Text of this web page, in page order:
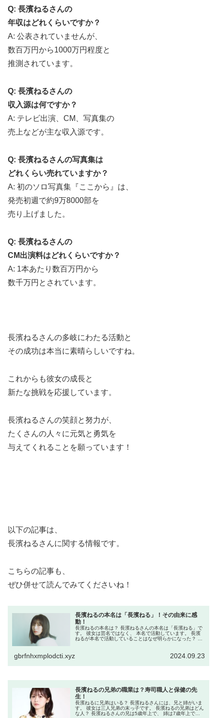
Q: 長濱ねるさんの
年収はどれくらいですか？
A: 公表されていませんが、
数百万円から1000万円程度と
推測されています。
Q: 長濱ねるさんの
収入源は何ですか？
A: テレビ出演、CM、写真集の
売上などが主な収入源です。
Q: 長濱ねるさんの写真集は
どれくらい売れていますか？
A: 初のソロ写真集『ここから』は、
発売初週で約9万8000部を
売り上げました。
Q: 長濱ねるさんの
CM出演料はどれくらいですか？
A: 1本あたり数百万円から
数千万円とされています。
長濱ねるさんの多岐にわたる活動と
その成功は本当に素晴らしいですね。
これからも彼女の成長と
新たな挑戦を応援しています。
長濱ねるさんの笑顔と努力が、
たくさんの人々に元気と勇気を
与えてくれることを願っています！
以下の記事は、
長濱ねるさんに関する情報です。
こちらの記事も、
ぜひ併せて読んでみてくださいね！
長濱ねるの本名は「長濱ねる」！その由来に感
動！
長濱ねるの本名は？ 長濱ねるさんの本名は「長濱ねる」で
す。 彼女は芸名ではなく、 本名で活動しています。 長濱
ねるが本名で活動していることはなぜ明らかになった？ 長
gbrfnhxmplodcti.xyz 2024.09.23
長濱ねるの兄弟の職業は？寿司職人と保健の先
生！
長濱ねるに兄弟はいる？ 長濱ねるさんには、兄と姉がいま
す。 彼女は三人兄弟の末っ子です。 長濱ねるの兄弟はどん
な人？ 長濱ねるさんの兄は5歳年上で、 姉は7歳年上で